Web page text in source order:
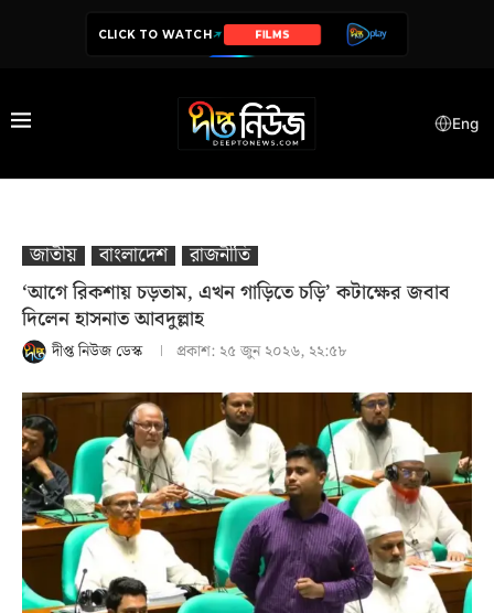
CLICK TO WATCH SERIES
Eng
জাতীয় বাংলাদেশ
রাজনীতি
‘আগে রিকশায় চড়তাম, এখন গাড়িতে চড়ি’ কটাক্ষের জবাব
দিলেন হাসনাত আবদুল্লাহ
দীপ্ত নিউজ ডেস্ক প্রকাশ: ২৫ জুন ২০২৬, ২২:৫৮